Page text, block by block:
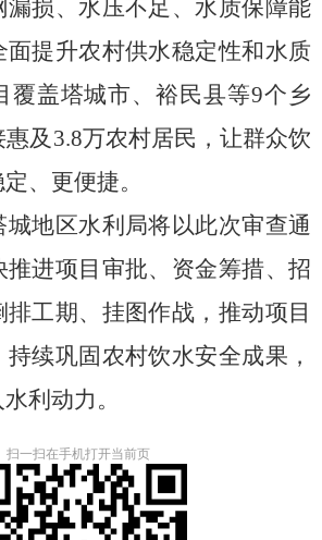
漏损、水压不足、水质保障能
面提升农村供水稳定性和水质
覆盖塔城市、裕民县等9个 乡
惠及 3.8万农村居民， 让群众饮
、更便捷。
城地区水利局将以此次审查通
进项目审批、资金筹措、招
工期、挂图作战，推动项目
续巩固农村饮水安全成果，
利动力。
扫一扫在手机打开当前页